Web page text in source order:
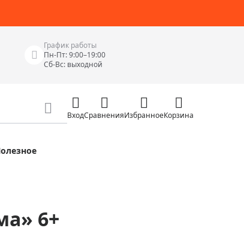
График работы
Пн-Пт: 9:00–19:00
Сб-Вс: выходной
Измерительные инструменты
Цифровые уровни и угломеры
ВходСравненияИзбранноеКорзина
6+